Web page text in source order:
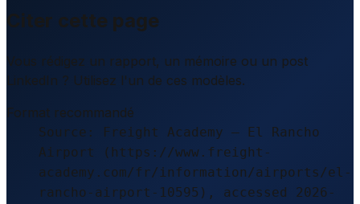
Citer cette page
Vous rédigez un rapport, un mémoire ou un post
LinkedIn ? Utilisez l'un de ces modèles.
Format recommandé
Source: Freight Academy – El Rancho
Airport (https://www.freight-
academy.com/fr/information/airports/el-
rancho-airport-10595), accessed 2026-